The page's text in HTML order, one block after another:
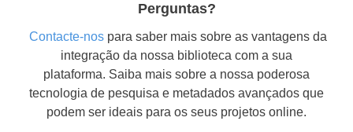
Perguntas?
contacte-nos para saber mais sobre as vantagens da
integração da nossa biblioteca com a sua
plataforma. Saiba mais sobre a nossa poderosa
tecnologia de pesquisa e metadados avançados que
podem ser ideais para os seus projetos online.